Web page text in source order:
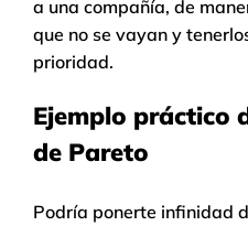
a una compañía, de
que no se vayan y
prioridad.
Ejemplo práctico
de Pareto
Podría ponerte infinidad